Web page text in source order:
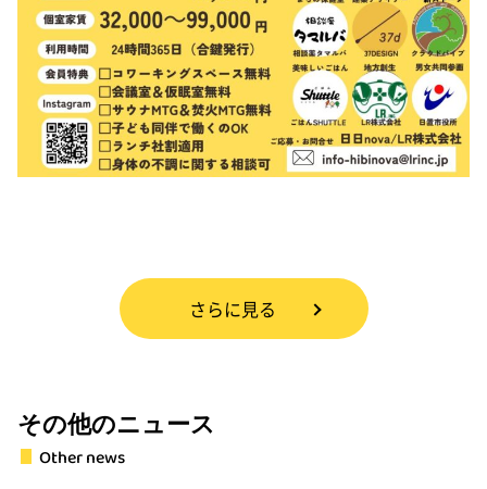
さらに見る
その他のニュース
Other news